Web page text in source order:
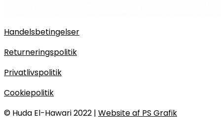
Handelsbetingelser
Returneringspolitik
Privatlivspolitik
Cookiepolitik
© Huda El-Hawari 2022 | Website af PS Grafik